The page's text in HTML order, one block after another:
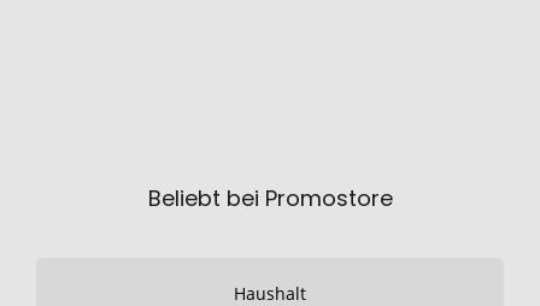
Beliebt bei Promostore
Haushalt